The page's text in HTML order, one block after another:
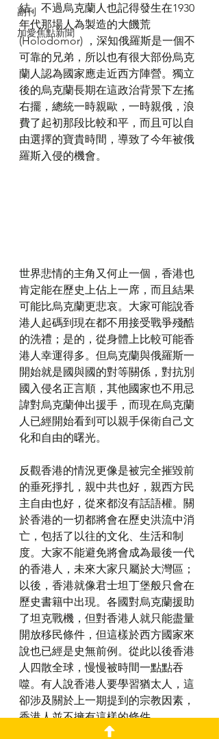
副刊
加愛焦點新聞
結。不過烏克蘭人也記得發生在1930
年代那場人為製造的大饑荒
(Holodomor) ，深知俄羅斯是一個不
可靠的兄弟，所以也有很大部份烏克
蘭人認為國家應走近西方陣營。獨立
後的烏克蘭長期在這政治背景下左搖
右擺，總統一時親歐，一時親俄，浪
費了起初那段比較和平，而且可以自
由選擇的寶貴時間，導致了今年被俄
羅斯入侵的機會。
世界悲情的主角又何止一個，香港也
肯定能在歷史上佔上一席，而且結果
可能比烏克蘭更悲哀。大家可能說香
港人起碼到現在都不用接受戰爭殘酷
的洗禮；是的，從身體上比較可能香
港人幸運得多。但烏克蘭與俄羅斯一
開始就是國與國的對等關係，對抗別
國入侵名正言順，其他國家也不用忌
諱對烏克蘭伸出援手，而現在烏克蘭
人已經開始看到可以親手保衛自己文
化和自由的曙光。
反觀香港的情況更像是被完全摧毀前
的垂死掙扎，親中共也好，親西方民
主自由也好，從來都沒有話語權。關
於香港的一切都將會在歷史洪流中消
亡，包括了以往的文化、生活和制
度。大家不能避免將會成為最後一代
的香港人，未來大家只屬於大灣區；
以後，香港就像君士坦丁堡般只會在
歷史書籍中出現。各國對烏克蘭援助
了坦克戰機，但對香港人就只能盡量
開放移民條件，但這樣於西方國家來
說也已經是史無前例。從此以後香港
人四散全球，慢慢被時間一點點吞
噬。有人說香港人要學習猶太人，這
卻涉及關於上一期提到的宗教因素，
香港人並不擁有這樣的條件。